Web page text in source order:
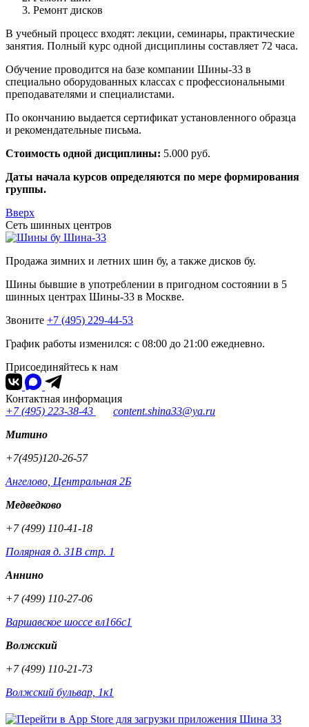
Ремонт дисков
В учебный процесс входят: лекции, семинары, практические
занятия. Полный курс одной дисциплины составляет 72 часа.
Обучение проводится на базе компании Шины-33 в
специально оборудованных классах с профессиональными
преподавателями и специалистами.
По окончанию выдается сертификат установленного образца
и рекомендательные письма.
Стоимость одной дисциплины: 5.000 руб.
Даты начала курсов определяются по мере формирования
группы.
Вверх
Сеть шинных центров
Шина-33
Продажа зимних и летних шин бу, а также дисков бу.
Шины бывшие в употреблении в пригодном состоянии в 5
шинных центрах Шины-33 в Москве.
Звоните +7 (495) 229-44-53
График работы изменился: с 08:00 до 21:00 ежедневно.
Присоединяйтесь к нам
Контактная информация
+7 (495) 223-38-43
content.shina33@ya.ru
Митино
+7(495)120-26-57
Ангелово, Центральная 2Б
Медведково
+7 (499) 110-41-18
Полярная д. 31В стр. 1
Аннино
+7 (499) 110-27-06
Варшавское шоссе вл166с1
Волжский
+7 (499) 110-21-73
Волжский бульвар, 1к1